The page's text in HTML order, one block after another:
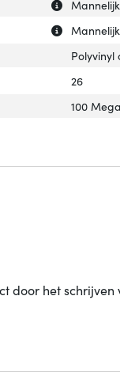
Uitleg over
Verberg
Mannelijk
Uitleg over
Verberg
Mannelijk
Polyvinyl
26
100
door het schrijven